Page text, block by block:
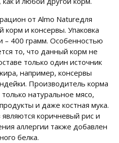
от Almo Natureдля
корм и консервы. Упаковка
– 400 грамм. Особенностью
то, что данный корм не
только один источник
например, консервы
Производитель корма
натуральное мясо,
и даже костная мука.
коричневый рис и
аллергии также добавлен
белка.